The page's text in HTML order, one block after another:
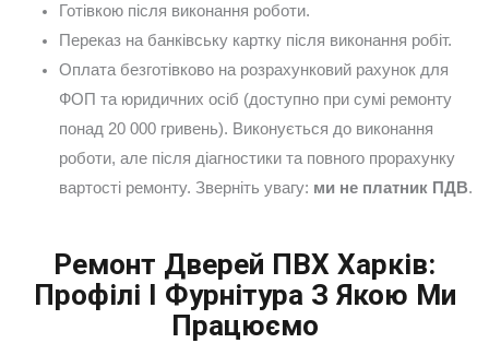
Готівкою після виконання роботи.
Переказ на банківську картку після виконання робіт.
Оплата безготівково на розрахунковий рахунок для
ФОП та юридичних осіб (доступно при сумі ремонту
понад 20 000 гривень). Виконується до виконання
роботи, але після діагностики та повного прорахунку
вартості ремонту. Зверніть увагу: ми не платник ПДВ.
Ремонт Дверей ПВХ Харків:
Профілі І Фурнітура З Якою Ми
Працюємо